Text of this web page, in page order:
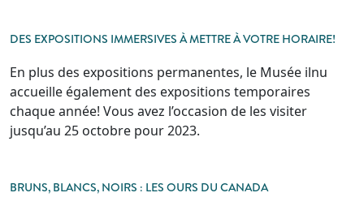
DES EXPOSITIONS IMMERSIVES À METTRE À VOTRE HORAIRE!
En plus des expositions permanentes, le Musée ilnu
accueille également des expositions temporaires
chaque année! Vous avez l’occasion de les visiter
jusqu’au 25 octobre pour 2023.
BRUNS, BLANCS, NOIRS : LES OURS DU CANADA